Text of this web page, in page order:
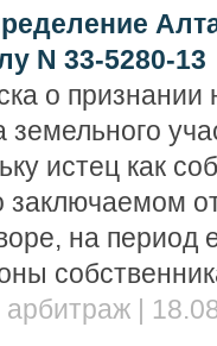
N 33-5280-13
о
истец как
на период
|